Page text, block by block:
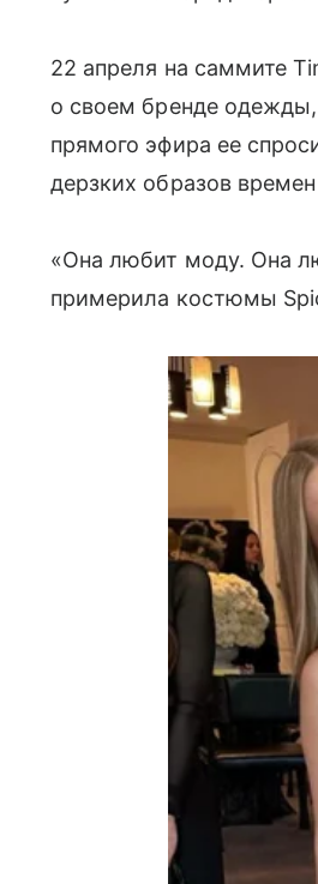
22 апреля на саммите
о своем бренде
прямого эфира ее
дерзких образов
«Она любит моду. Она
примерила костюмы